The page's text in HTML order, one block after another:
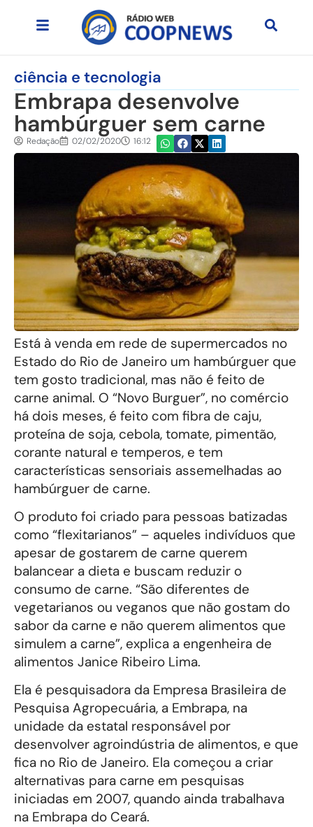
ciência e tecnologia
Embrapa desenvolve
hambúrguer sem carne
Redação 02/02/2020 16:12
Está à venda em rede de supermercados no
Estado do Rio de Janeiro um hambúrguer que
tem gosto tradicional, mas não é feito de
carne animal. O “Novo Burguer”, no comércio
há dois meses, é feito com fibra de caju,
proteína de soja, cebola, tomate, pimentão,
corante natural e temperos, e tem
características sensoriais assemelhadas ao
hambúrguer de carne.
O produto foi criado para pessoas batizadas
como “flexitarianos” – aqueles indivíduos que
apesar de gostarem de carne querem
balancear a dieta e buscam reduzir o
consumo de carne. “São diferentes de
vegetarianos ou veganos que não gostam do
sabor da carne e não querem alimentos que
simulem a carne”, explica a engenheira de
alimentos Janice Ribeiro Lima.
Ela é pesquisadora da Empresa Brasileira de
Pesquisa Agropecuária, a Embrapa, na
unidade da estatal responsável por
desenvolver agroindústria de alimentos, e que
fica no Rio de Janeiro. Ela começou a criar
alternativas para carne em pesquisas
iniciadas em 2007, quando ainda trabalhava
na Embrapa do Ceará.